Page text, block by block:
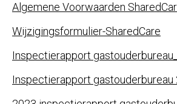
Algemene Voorwaarden
Wijzigingsformulier-SharedCare
Inspectierapport
Inspectierapport gastouderbureau